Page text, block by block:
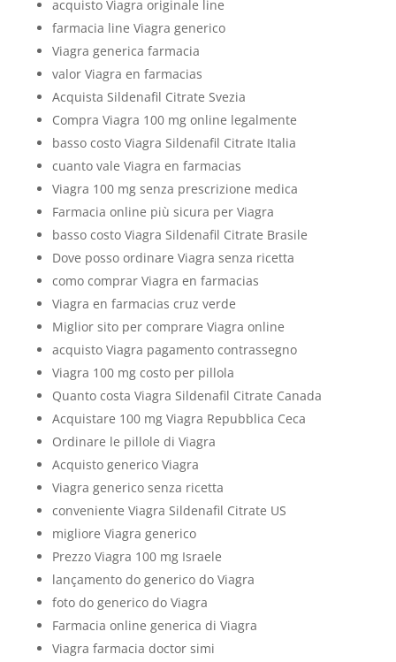
acquisto Viagra originale line
farmacia line Viagra generico
Viagra generica farmacia
valor Viagra en farmacias
Acquista Sildenafil Citrate Svezia
Compra Viagra 100 mg online legalmente
basso costo Viagra Sildenafil Citrate Italia
cuanto vale Viagra en farmacias
Viagra 100 mg senza prescrizione medica
Farmacia online più sicura per Viagra
basso costo Viagra Sildenafil Citrate Brasile
Dove posso ordinare Viagra senza ricetta
como comprar Viagra en farmacias
Viagra en farmacias cruz verde
Miglior sito per comprare Viagra online
acquisto Viagra pagamento contrassegno
Viagra 100 mg costo per pillola
Quanto costa Viagra Sildenafil Citrate Canada
Acquistare 100 mg Viagra Repubblica Ceca
Ordinare le pillole di Viagra
Acquisto generico Viagra
Viagra generico senza ricetta
conveniente Viagra Sildenafil Citrate US
migliore Viagra generico
Prezzo Viagra 100 mg Israele
lançamento do generico do Viagra
foto do generico do Viagra
Farmacia online generica di Viagra
Viagra farmacia doctor simi